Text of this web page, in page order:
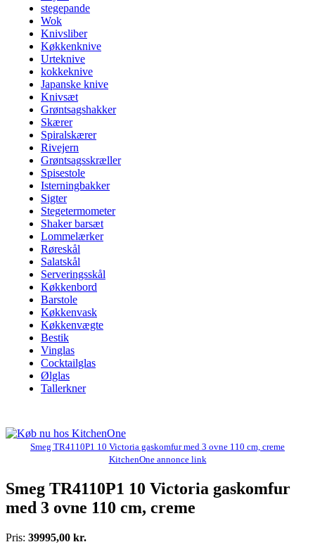
stegepande
Wok
Knivsliber
Køkkenknive
Urteknive
kokkeknive
Japanske knive
Knivsæt
Grøntsagshakker
Skærer
Spiralskærer
Rivejern
Grøntsagsskræller
Spisestole
Isterningbakker
Sigter
Stegetermometer
Shaker barsæt
Lommelærker
Røreskål
Salatskål
Serveringsskål
Køkkenbord
Barstole
Køkkenvask
Køkkenvægte
Bestik
Vinglas
Cocktailglas
Ølglas
Tallerkner
Smeg TR4110P1 10 Victoria gaskomfur med 3 ovne 110 cm, creme
KitchenOne annonce link
Smeg TR4110P1 10 Victoria gaskomfur
med 3 ovne 110 cm, creme
Pris: 39995,00 kr.